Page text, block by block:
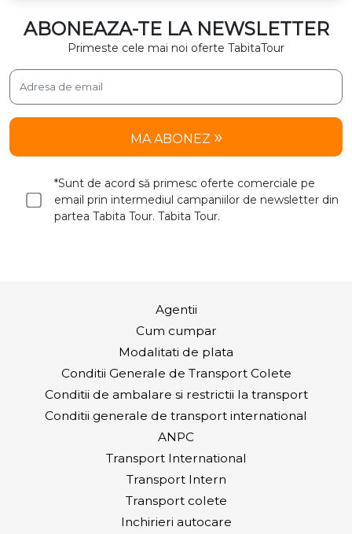
ABONEAZA-TE LA NEWSLETTER
Primeste cele mai noi oferte TabitaTour
MA ABONEZ
*Sunt de acord să primesc oferte comerciale pe
email prin intermediul campaniilor de newsletter din
partea Tabita Tour. Tabita Tour.
Agentii
Cum cumpar
Modalitati de plata
Conditii Generale de Transport Colete
Conditii de ambalare si restrictii la transport
Conditii generale de transport international
ANPC
Transport International
Transport Intern
Transport colete
Inchirieri autocare